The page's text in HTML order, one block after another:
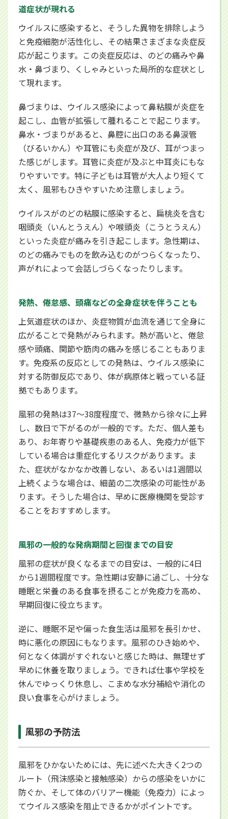
道症状が現れる
ウイルスに感染すると、そうした異物を排除しよう
と免疫細胞が活性化し、その結果さまざまな炎症反
応が起こります。この炎症反応は、のどの痛みや鼻
水・鼻づまり、くしゃみといった局所的な症状とし
て現れます。
鼻づまりは、ウイルス感染によって鼻粘膜が炎症を
起こし、血管が拡張して腫れることで起こります。
鼻水・づまりがあると、鼻腔に出口のある鼻涙管
（びるいかん）や耳管にも炎症が及び、耳がつまっ
た感じがします。耳管に炎症が及ぶと中耳炎にもな
りやすいです。特に子どもは耳管が大人より短くて
太く、風邪もひきやすいため注意しましょう。
ウイルスがのどの粘膜に感染すると、扁桃炎を含む
咽頭炎（いんとうえん）や喉頭炎（こうとうえん）
といった炎症が痛みを引き起こします。急性期は、
のどの痛みでものを飲み込むのがつらくなったり、
声がれによって会話しづらくなったりします。
発熱、倦怠感、頭痛などの全身症状を伴うことも
上気道症状のほか、炎症物質が血流を通じて全身に
広がることで発熱がみられます。熱が高いと、倦怠
感や頭痛、関節や筋肉の痛みを感じることもありま
す。免疫系の反応としての発熱は、ウイルス感染に
対する防御反応であり、体が病原体と戦っている証
拠でもあります。
風邪の発熱は37〜38度程度で、微熱から徐々に上昇
し、数日で下がるのが一般的です。ただ、個人差も
あり、お年寄りや基礎疾患のある人、免疫力が低下
している場合は重症化するリスクがあります。ま
た、症状がなかなか改善しない、あるいは1週間以
上続くような場合は、細菌の二次感染の可能性があ
ります。そうした場合は、早めに医療機関を受診す
ることをおすすめします。
風邪の一般的な発病期間と回復までの目安
風邪の症状が良くなるまでの目安は、一般的に4日
から1週間程度です。急性期は安静に過ごし、十分な
睡眠と栄養のある食事を摂ることが免疫力を高め、
早期回復に役立ちます。
逆に、睡眠不足や偏った食生活は風邪を長引かせ、
時に悪化の原因にもなります。風邪のひき始めや、
何となく体調がすぐれないと感じた時は、無理せず
早めに休養を取りましょう。できれば仕事や学校を
休んでゆっくり休息し、こまめな水分補給や消化の
良い食事を心がけましょう。
風邪の予防法
風邪をひかないためには、先に述べた大きく2つの
ルート（飛沫感染と接触感染）からの感染をいかに
防ぐか、そして体のバリアー機能（免疫力）によっ
てウイルス感染を阻止できるかがポイントです。